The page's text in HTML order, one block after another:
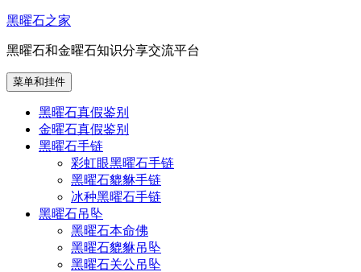
跳
内
容
黑曜石之家
黑曜石和金曜石知识分享交流平台
菜单和挂件
黑曜石真假鉴别
金曜石真假鉴别
黑曜石手链
彩虹眼黑曜石手链
黑曜石貔貅手链
冰种黑曜石手链
黑曜石吊坠
黑曜石本命佛
黑曜石貔貅吊坠
黑曜石关公吊坠